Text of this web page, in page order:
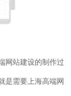
网站建设的制作过
是需要上海高端网